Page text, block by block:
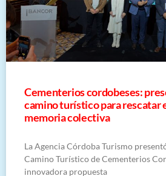
Cementerios cordobeses:
camino turístico para rescatar
memoria colectiva
La Agencia Córdoba Turismo
Camino Turístico de Cementerios
innovadora propuesta